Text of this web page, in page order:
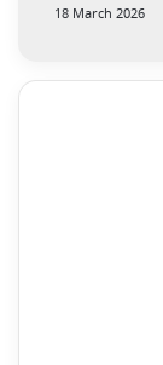
18 March 2026